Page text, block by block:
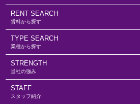
賃料から探す
RENT SEARCH
業種から探す
TYPE SEARCH
当社の強み
STRENGTH
スタッフ紹介
STAFF